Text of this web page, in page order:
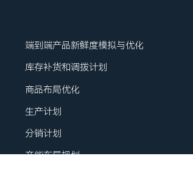
端到端产品新鲜度模拟与优化
库存补货和调拨计划
商品布局优化
生产计划
分销计划
产能布局规划